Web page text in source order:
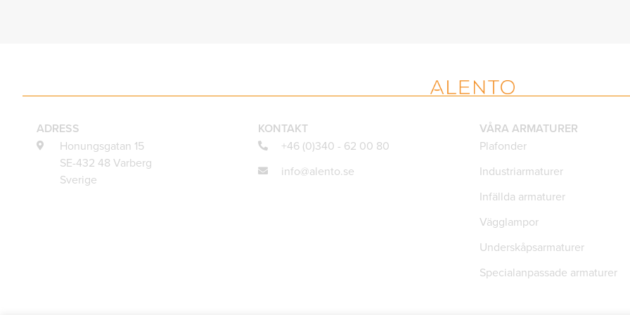
ADRESS
Honungsgatan 15
SE-432 48 Varberg
Sverige
KONTAKT
+46 (0)340 - 62 00 80
info@alento.se
VÅRA ARMATURER
Plafonder
Industriarmaturer
Infällda armaturer
Vägglampor
Underskåpsarmaturer
Specialanpassade armaturer